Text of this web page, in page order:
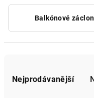
Balkónové
Nejprodávanější